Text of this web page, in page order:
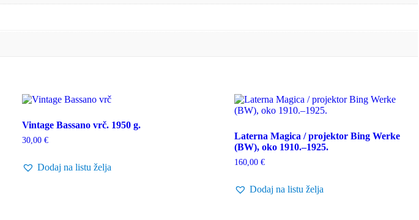
Vintage Bassano vrč. 1950 g.
30,00 €
Dodaj na listu želja
Laterna Magica / projektor Bing Werke
(BW), oko 1910.–1925.
160,00€
Dodaj na listu želja